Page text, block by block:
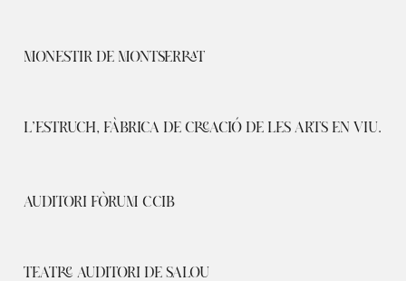
MONESTIR DE MONTSERRAT
L’ESTRUCH, FÀBRICA DE CREACIÓ DE LES ARTS EN VIU.
AUDITORI FÒRUM CCIB
TEATRE AUDITORI DE SALOU